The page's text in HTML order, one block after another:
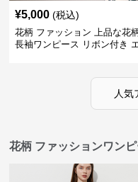
¥5,000 (税込)
花柄 ファッション 上品な花
長袖ワンピース リボン付き
人気
花柄 ファッションワン